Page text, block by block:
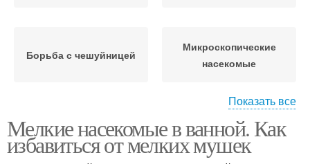
Борьба с чешуйницей
Микроскопические
насекомые
комнате
Борьба с насекомыми
Показать все
Мелкие насекомые в ванной. Как
избавиться от мелких мушек